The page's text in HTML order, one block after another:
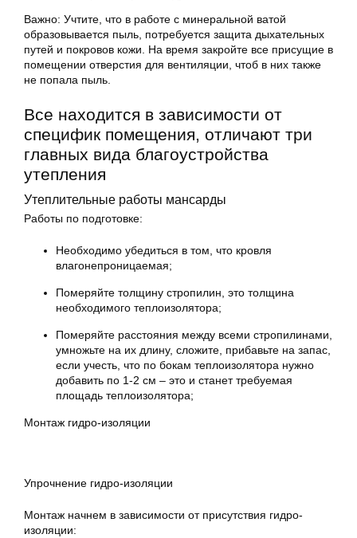
Важно: Учтите, что в работе с минеральной ватой
образовывается пыль, потребуется защита дыхательных
путей и покровов кожи. На время закройте все присущие в
помещении отверстия для вентиляции, чтоб в них также
не попала пыль.
Все находится в зависимости от
специфик помещения, отличают три
главных вида благоустройства
утепления
Утеплительные работы мансарды
Работы по подготовке:
Необходимо убедиться в том, что кровля
влагонепроницаемая;
Померяйте толщину стропилин, это толщина
необходимого теплоизолятора;
Померяйте расстояния между всеми стропилинами,
умножьте на их длину, сложите, прибавьте на запас,
если учесть, что по бокам теплоизолятора нужно
добавить по 1-2 см – это и станет требуемая
площадь теплоизолятора;
Монтаж гидро-изоляции
Упрочнение гидро-изоляции
Монтаж начнем в зависимости от присутствия гидро-
изоляции: